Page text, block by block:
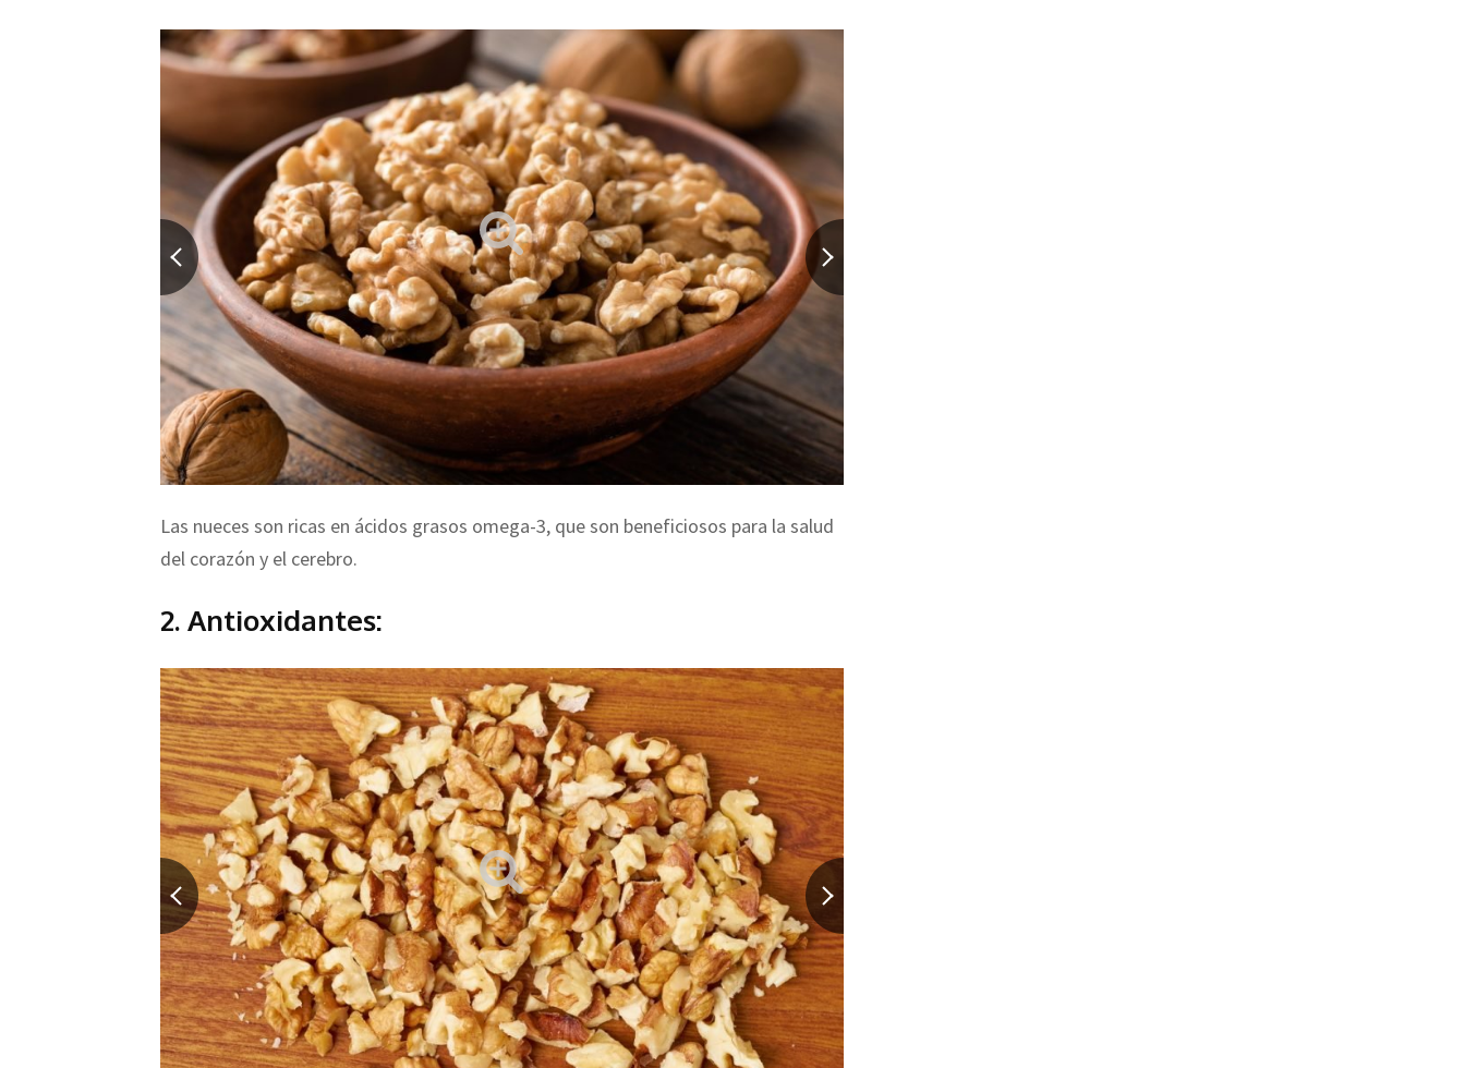
Las nueces son ricas en ácidos grasos omega-3, que son beneficiosos para la salud
del corazón y el cerebro.
2. Antioxidantes: